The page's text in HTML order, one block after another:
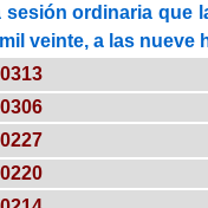
sesión ordinaria que
veinte, a las nueve